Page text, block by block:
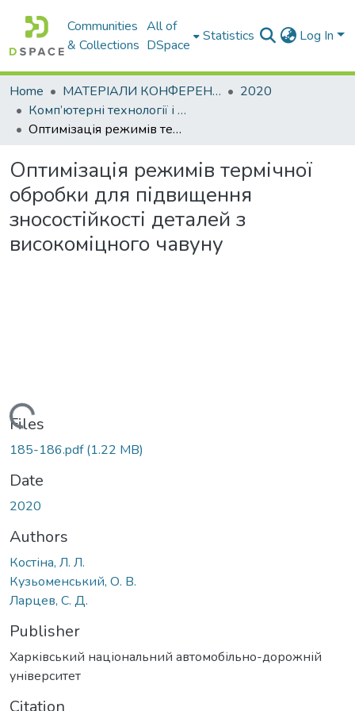
Communities
& Collections
All of
DSpace
Statistics Log In
Home МАТЕРІАЛИ КОНФЕРЕНЦІЙ
2020
Комп’ютерні технології і мехатроніка
Оптимізація режимів термічної обробки для підвищення зносостійкості деталей з високоміцного чавуну
Оптимізація режимів термічної
обробки для підвищення
зносостійкості деталей з
високоміцного чавуну
Loading...
Files
185-186.pdf(1.22 MB)
Date
2020
Authors
Костіна, Л. Л.
Кузьоменський, О. В.
Ларцев, С. Д.
Publisher
Харківський національний автомобільно-дорожній
університет
Citation